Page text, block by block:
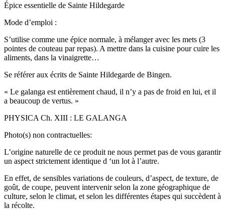
Épice essentielle de Sainte Hildegarde
Mode d’emploi :
S’utilise comme une épice normale, à mélanger avec les mets (3
pointes de couteau par repas). A mettre dans la cuisine pour cuire les
aliments, dans la vinaigrette…
Se référer aux écrits de Sainte Hildegarde de Bingen.
« Le galanga est entièrement chaud, il n’y a pas de froid en lui, et il
a beaucoup de vertus. »
PHYSICA Ch. XIII : LE GALANGA
Photo(s) non contractuelles:
L’origine naturelle de ce produit ne nous permet pas de vous garantir
un aspect strictement identique d ‘un lot à l’autre.
En effet, de sensibles variations de couleurs, d’aspect, de texture, de
goût, de coupe, peuvent intervenir selon la zone géographique de
culture, selon le climat, et selon les différentes étapes qui succèdent à
la récolte.